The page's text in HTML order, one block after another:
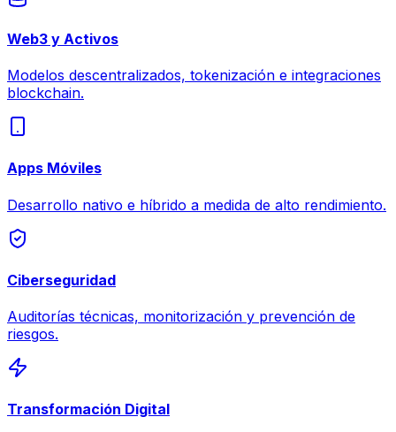
Web3 y Activos
Modelos descentralizados, tokenización e integraciones
blockchain.
Apps Móviles
Desarrollo nativo e híbrido a medida de alto rendimiento.
Ciberseguridad
Auditorías técnicas, monitorización y prevención de
riesgos.
Transformación Digital